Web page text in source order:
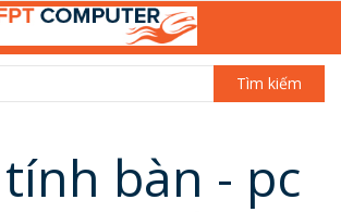
Tìm kiếm
bàn - pc